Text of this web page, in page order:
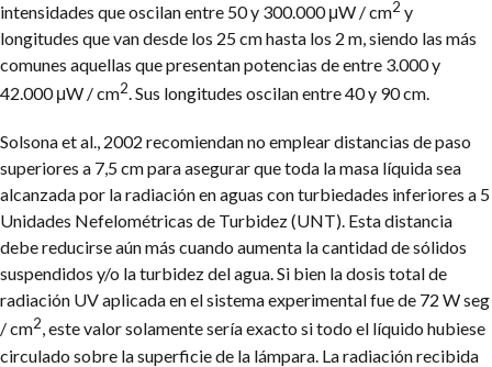
intensidades que oscilan entre 50 y 300.000 μW / cm2 y
longitudes que van desde los 25 cm hasta los 2 m, siendo las más
comunes aquellas que presentan potencias de entre 3.000 y
42.000 μW / cm2. Sus longitudes oscilan entre 40 y 90 cm.
Solsona et al., 2002 recomiendan no emplear distancias de paso
superiores a 7,5 cm para asegurar que toda la masa líquida sea
alcanzada por la radiación en aguas con turbiedades inferiores a 5
Unidades Nefelométricas de Turbidez (UNT). Esta distancia
debe reducirse aún más cuando aumenta la cantidad de sólidos
suspendidos y/o la turbidez del agua. Si bien la dosis total de
radiación UV aplicada en el sistema experimental fue de 72 W seg
/ cm2, este valor solamente sería exacto si todo el líquido hubiese
circulado sobre la superficie de la lámpara. La radiación recibida